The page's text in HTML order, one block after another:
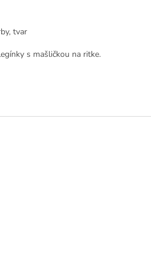
tvar
s mašličkou na ritke.
5 hviezdičiek.